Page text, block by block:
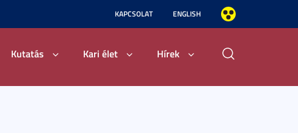
KAPCSOLAT ENGLISH
Kutatás Kari élet Hírek